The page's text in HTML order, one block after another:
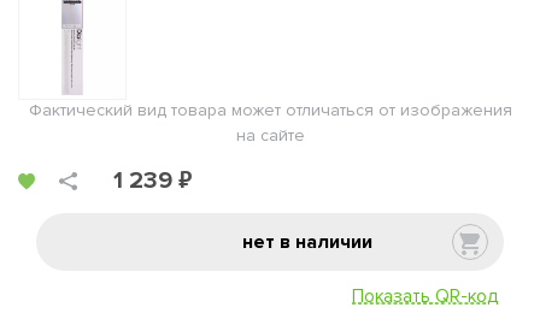
Фактический вид товара может отличаться от изображения
на сайте
1 239 ₽
нет в наличии
Показать QR-код